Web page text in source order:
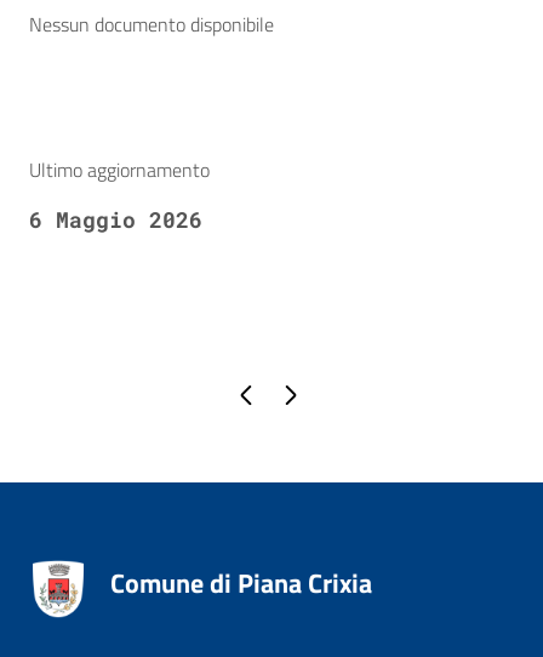
Nessun documento disponibile
Ultimo aggiornamento
6 Maggio 2026
Pagina precedente
Comune di Piana Crixia